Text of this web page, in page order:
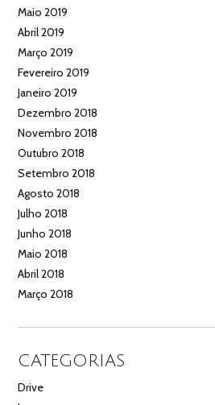
Maio 2019
Abril 2019
Março 2019
Fevereiro 2019
Janeiro 2019
Dezembro 2018
Novembro 2018
Outubro 2018
Setembro 2018
Agosto 2018
Julho 2018
Junho 2018
Maio 2018
Abril 2018
Março 2018
CATEGORIAS
Drive